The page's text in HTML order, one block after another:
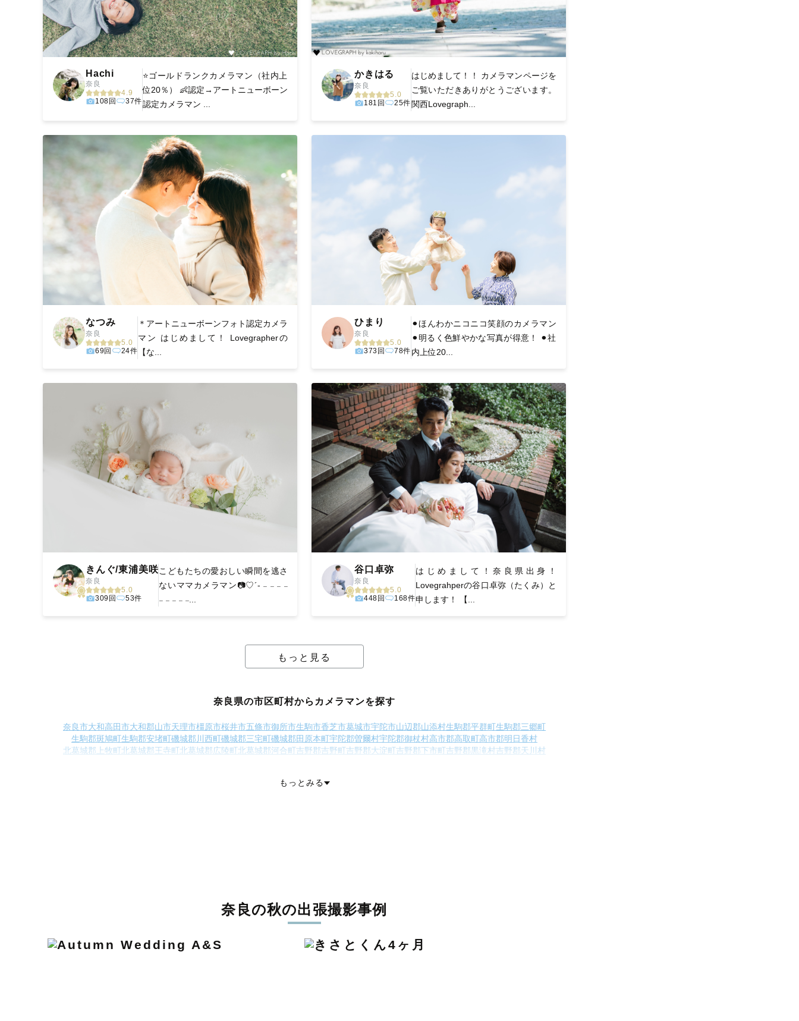
Hachi
奈良
4.9
108回
37件
⭐️ゴールドランクカメラマン（社内上
位20％） 👶認定→アートニューボーン
認定カメラマン ...
かきはる
奈良
5.0
181回
25件
はじめまして！！ カメラマンページを
ご覧いただきありがとうございます。
関西Lovegraph...
なつみ
奈良
5.0
69回
24件
＊アートニューボーンフォト認定カメラ
マン はじめまして！ Lovegrapherの
【な...
ひまり
奈良
5.0
373回
78件
︎⚫︎ほんわかニコニコ笑顔のカメラマン
⚫︎明るく色鮮やかな写真が得意！ ⚫︎社
内上位20...
きんぐ/東浦美咲
奈良
5.0
309回
53件
こどもたちの愛おしい瞬間を逃さ
ないママカメラマン📷♡´- 𓐄 𓐄 𓐄 𓐄
𓐄 𓐄 𓐄 𓐄 𓐄...
谷口卓弥
奈良
5.0
448回
168件
はじめまして！奈良県出身！
Lovegrahperの谷口卓弥（たくみ）と
申します！ 【...
もっと見る
奈良県の市区町村からカメラマンを探す
奈良市大和高田市大和郡山市天理市橿原市桜井市五條市御所市生駒市香芝市葛城市宇陀市山辺郡山添村生駒郡平群町生駒郡三郷町
生駒郡斑鳩町生駒郡安堵町磯城郡川西町磯城郡三宅町磯城郡田原本町宇陀郡曽爾村宇陀郡御杖村高市郡高取町高市郡明日香村
北葛城郡上牧町北葛城郡王寺町北葛城郡広陵町北葛城郡河合町吉野郡吉野町吉野郡大淀町吉野郡下市町吉野郡黒滝村吉野郡天川村
もっとみる
奈良の秋の出張撮影事例